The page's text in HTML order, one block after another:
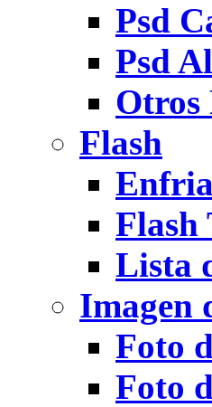
Psd
Psd
Otros
Flash
Flash
Lista
Imagen
Foto
Foto